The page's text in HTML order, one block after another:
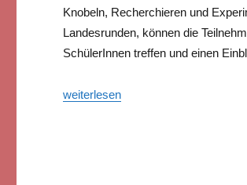
Knobeln, Recherchieren und
Landesrunden, können die
SchülerInnen treffen und einen
„Chemie – die stimmt!“
weiterlesen